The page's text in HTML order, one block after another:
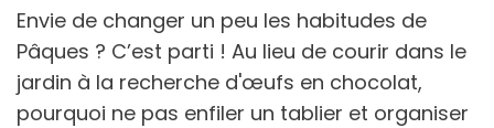
Envie de changer un peu les habitudes de
Pâques ? C’est parti ! Au lieu de courir dans le
jardin à la recherche d'œufs en chocolat,
pourquoi ne pas enfiler un tablier et organiser